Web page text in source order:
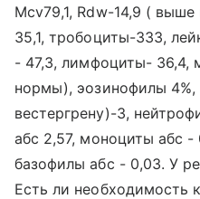
Mcv79,1, Rdw-14,9 (
35,1, тробоциты-333,
- 47,3, лимфоциты- 36,4,
нормы), эозинофилы
вестергрену)-3,
абс 2,57, моноциты абс
базофилы абс - 0,03. У
Есть ли необходимость